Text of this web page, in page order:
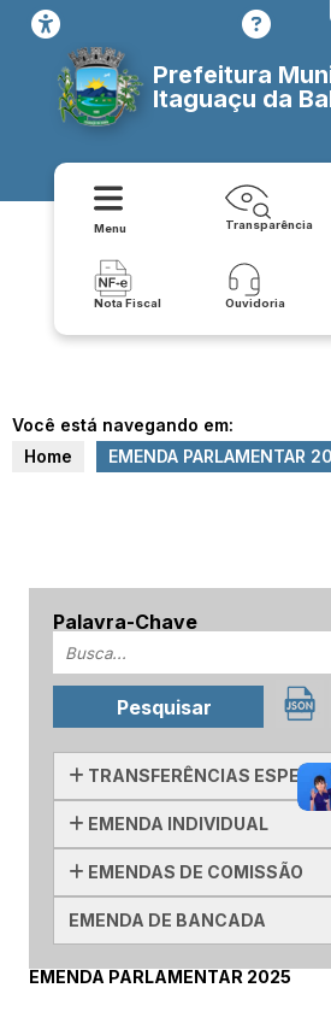
Prefeitura
Itaguaçu da
Menu Transparência
Nota Fiscal Ouvidoria
Você está navegando em:
Home
EMENDA PARLAMENTAR
Palavra-Chave
TRANSFERÊNCIAS
EMENDA INDIVIDUAL
EMENDAS DE COMISSÃO
EMENDA DE BANCADA
EMENDA PARLAMENTAR 2025